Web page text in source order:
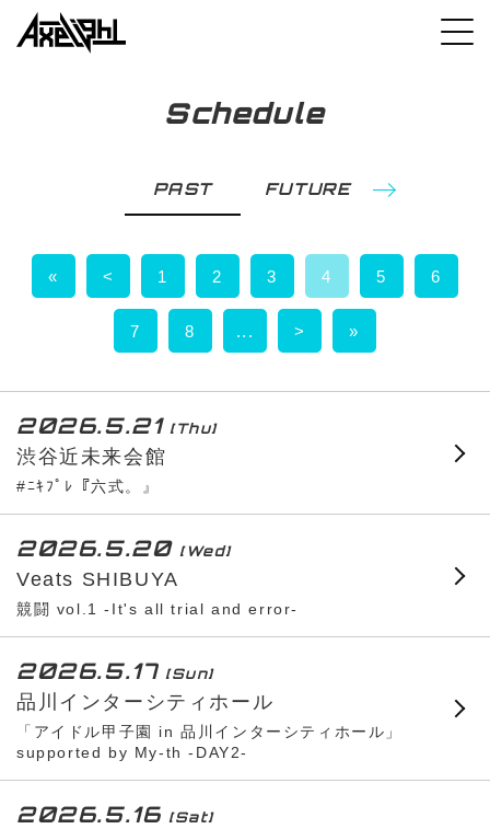
Schedule
PAST FUTURE
« < 1 2 3 4 5 6
7 8 ... > »
2026.5.21 [Thu]
渋谷近未来会館
#ﾆｷﾌﾟﾚ『六式。』
2026.5.20 [Wed]
Veats SHIBUYA
競闘 vol.1 -It's all trial and error-
2026.5.17 [Sun]
品川インターシティホール
「アイドル甲子園 in 品川インターシティホール」
supported by My-th -DAY2-
2026.5.16 [Sat]